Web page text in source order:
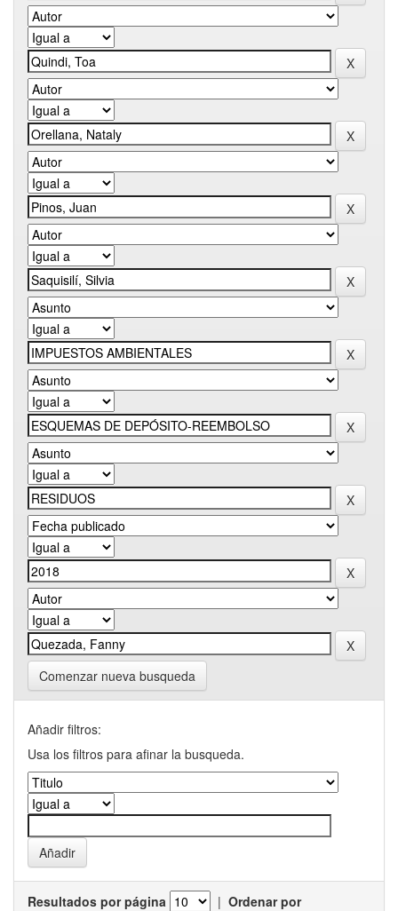
Comenzar nueva busqueda
Añadir filtros:
Usa los filtros para afinar la busqueda.
Resultados por página | Ordenar por